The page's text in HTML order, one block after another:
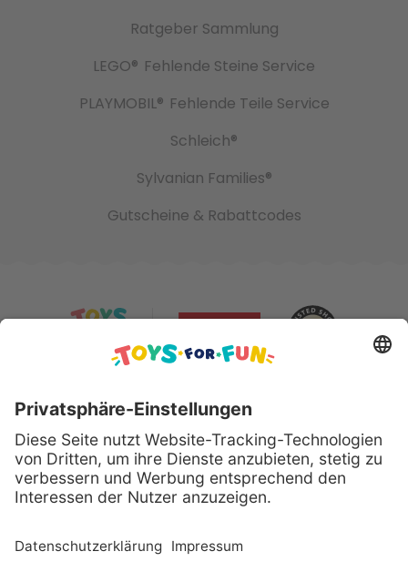
Ratgeber Sammlung
LEGO® Fehlende Steine Service
PLAYMOBIL® Fehlende Teile Service
Schleich®
Sylvanian Families®
Gutscheine & Rabattcodes
Sicher bezahlen mit:
Alle genannten Produkte und Logos sind eingetragene